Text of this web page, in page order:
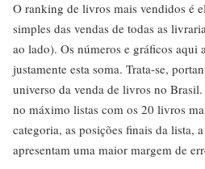
O ranking de livros mais vendidos é
simples das vendas de todas as
ao lado). Os números e gráficos aqui
justamente esta soma. Trata-se,
universo da venda de livros no
no máximo listas com os 20 livros
categoria, as posições finais da lista,
apresentam uma maior margem de